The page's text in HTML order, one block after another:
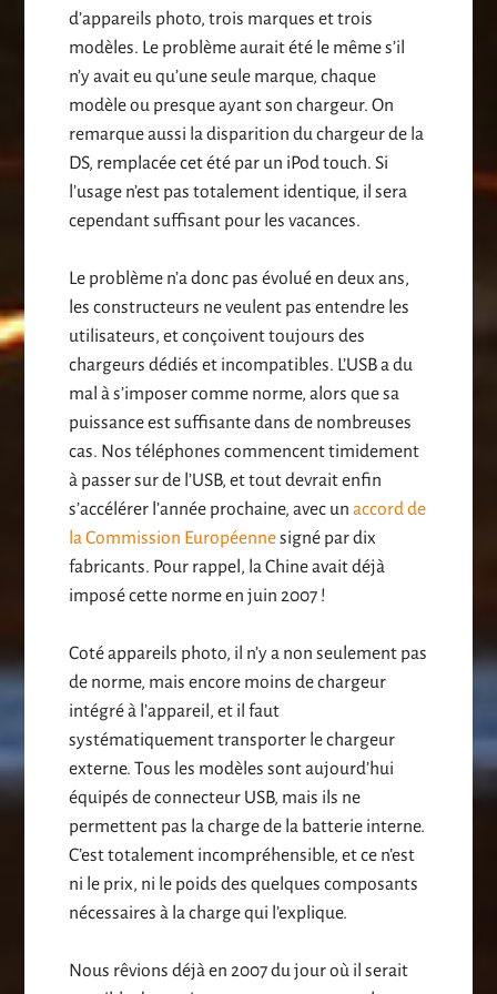
d’appareils photo, trois marques et trois
modèles. Le problème aurait été le même s’il
n’y avait eu qu’une seule marque, chaque
modèle ou presque ayant son chargeur. On
remarque aussi la disparition du chargeur de la
DS, remplacée cet été par un iPod touch. Si
l’usage n’est pas totalement identique, il sera
cependant suffisant pour les vacances.
Le problème n’a donc pas évolué en deux ans,
les constructeurs ne veulent pas entendre les
utilisateurs, et conçoivent toujours des
chargeurs dédiés et incompatibles. L’USB a du
mal à s’imposer comme norme, alors que sa
puissance est suffisante dans de nombreuses
cas. Nos téléphones commencent timidement
à passer sur de l’USB, et tout devrait enfin
s’accélérer l’année prochaine, avec unaccord de
la Commission Européennesigné par dix
fabricants. Pour rappel, la Chine avait déjà
imposé cette norme en juin 2007 !
Coté appareils photo, il n’y a non seulement pas
de norme, mais encore moins de chargeur
intégré à l’appareil, et il faut
systématiquement transporter le chargeur
externe. Tous les modèles sont aujourd’hui
équipés de connecteur USB, mais ils ne
permettent pas la charge de la batterie interne.
C’est totalement incompréhensible, et ce n’est
ni le prix, ni le poids des quelques composants
nécessaires à la charge qui l’explique.
Nous rêvions déjà en 2007 du jour où il serait